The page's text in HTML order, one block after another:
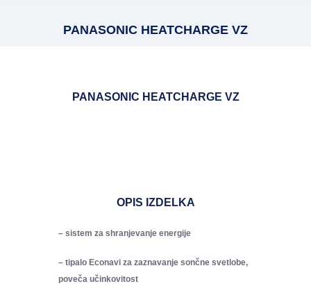
PANASONIC HEATCHARGE VZ
PANASONIC HEATCHARGE VZ
OPIS IZDELKA
– sistem za shranjevanje energije
– tipalo Econavi za zaznavanje sončne svetlobe,
poveča učinkovitost